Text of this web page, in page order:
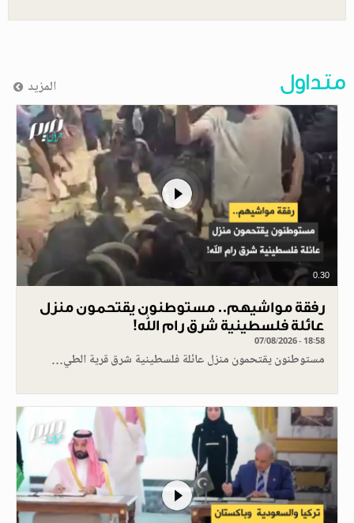
متداول المزيد
0.30
رفقة مواشيهم.. مستوطنون يقتحمون منزل
عائلة فلسطينية شرق رام الله!
07/08/2026 - 18:58
مستوطنون يقتحمون منزل عائلة فلسطينية شرق قرية الطي…